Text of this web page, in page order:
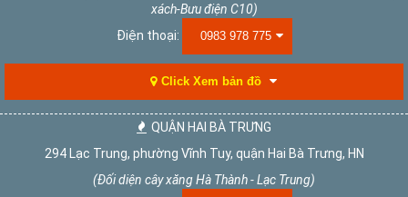
xách-Bưu điện C10)
Điện thoại:
0983 978 775
Click Xem bản đồ
QUẬN HAI BÀ TRƯNG
294 Lạc Trung, phường Vĩnh Tuy, quận Hai Bà Trưng, HN
(Đối diện cây xăng Hà Thành - Lạc Trung)